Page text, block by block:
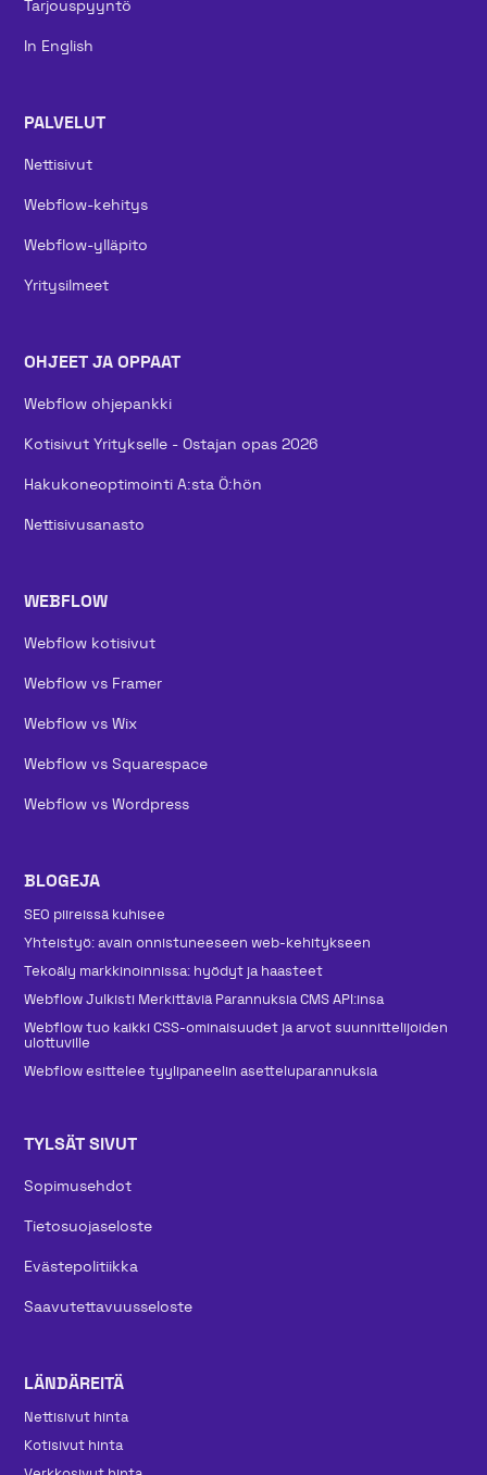
Tarjouspyyntö
In English
PALVELUT
Nettisivut
Webflow-kehitys
Webflow-ylläpito
Yritysilmeet
OHJEET JA OPPAAT
Webflow ohjepankki
Kotisivut Yritykselle - Ostajan opas 2026
Hakukoneoptimointi A:sta Ö:hön
Nettisivusanasto
WEBFLOW
Webflow kotisivut
Webflow vs Framer
Webflow vs Wix
Webflow vs Squarespace
Webflow vs Wordpress
BLOGEJA
SEO piireissä kuhisee
Yhteistyö: avain onnistuneeseen web-kehitykseen
Tekoäly markkinoinnissa: hyödyt ja haasteet
Webflow Julkisti Merkittäviä Parannuksia CMS API:insa
Webflow tuo kaikki CSS-ominaisuudet ja arvot suunnittelijoiden
ulottuville
Webflow esittelee tyylipaneelin asetteluparannuksia
TYLSÄT SIVUT
Sopimusehdot
Tietosuojaseloste
Evästepolitiikka
Saavutettavuusseloste
LÄNDÄREITÄ
Nettisivut hinta
Kotisivut hinta